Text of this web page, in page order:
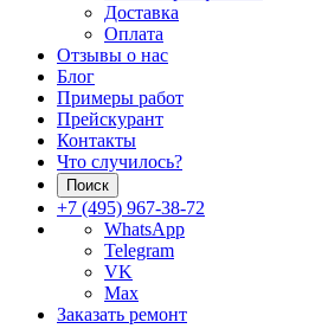
Доставка
Оплата
Отзывы о нас
Блог
Примеры работ
Прейскурант
Контакты
Что случилось?
Поиск
+7 (495) 967-38-72
WhatsApp
Telegram
VK
Max
Заказать ремонт